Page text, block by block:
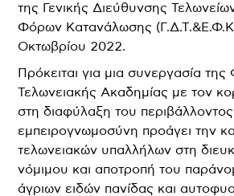
της Γενικής Διεύθυνσης
Φόρων Κατανάλωσης
Οκτωβρίου 2022.
Πρόκειται για μια συνεργασία
Τελωνειακής Ακαδημίας με τον
στη διαφύλαξη του
εμπειρογνωμοσύνη προάγει την
τελωνειακών υπαλλήλων στη
νόμιμου και αποτροπή του
άγριων ειδών πανίδας και